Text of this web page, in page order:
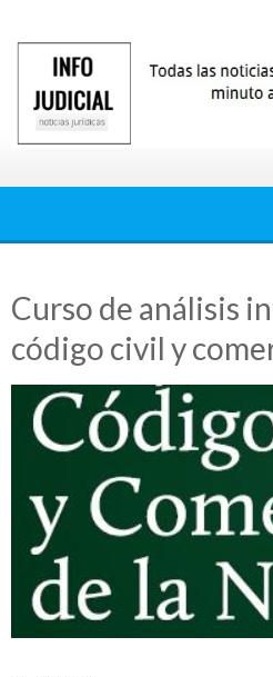
contenido
Curso de análisis
código civil y